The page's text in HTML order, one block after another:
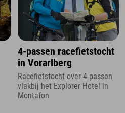
4-passen racefietstocht
in Vorarlberg
Racefietstocht over 4 passen
vlakbij het Explorer Hotel in
Montafon